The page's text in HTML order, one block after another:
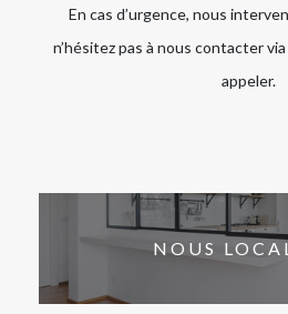
En cas d’urgence, nous
n’hésitez pas à nous contacter
appeler.
NOUS